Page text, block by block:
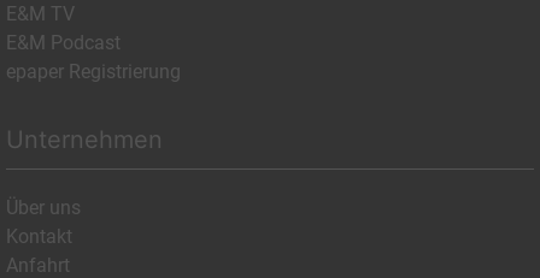
E&M TV
E&M Podcast
epaper Registrierung
Unternehmen
Über uns
Kontakt
Anfahrt